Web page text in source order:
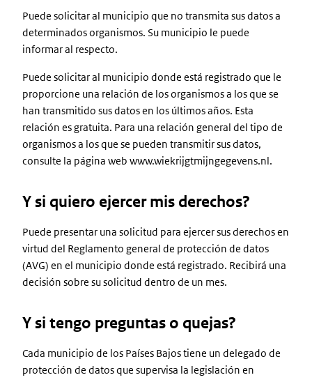
Puede solicitar al municipio que no transmita sus datos a
determinados organismos. Su municipio le puede
informar al respecto.
Puede solicitar al municipio donde está registrado que le
proporcione una relación de los organismos a los que se
han transmitido sus datos en los últimos años. Esta
relación es gratuita. Para una relación general del tipo de
organismos a los que se pueden transmitir sus datos,
consulte la página web www.wiekrijgtmijngegevens.nl.
Y si quiero ejercer mis derechos?
Puede presentar una solicitud para ejercer sus derechos en
virtud del Reglamento general de protección de datos
(AVG) en el municipio donde está registrado. Recibirá una
decisión sobre su solicitud dentro de un mes.
Y si tengo preguntas o quejas?
Cada municipio de los Países Bajos tiene un delegado de
protección de datos que supervisa la legislación en